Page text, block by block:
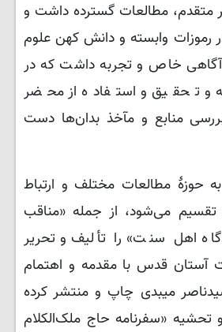
متقدم، مطالعات گسترده داشت و
رموزات وابسته و دانش کهن علوم
خاص و تجربه داشت که در
و تحقیق و استفاده از محضر
منابع و مآخذ بدان‌ها دست
به حوزۀ مطالعات مختلف و ارتباط
تقسیم می‌شود، از جمله «مناقب
اهل سنت» را تألیف و تحریر
آستان قدس با مقدمه و اهتمام
میبدی چاپ و منتشر کرده
«سفرنامه حاج ملک‌الکلام